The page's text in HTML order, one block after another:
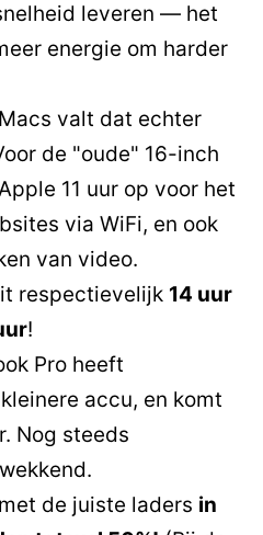
leveren — het
energie om harder
valt dat echter
de "oude" 16-inch
11 uur op voor het
via WiFi, en ook
van video.
respectievelijk 14 uur
!
Pro heeft
accu, en komt
Nog steeds
de juiste laders in